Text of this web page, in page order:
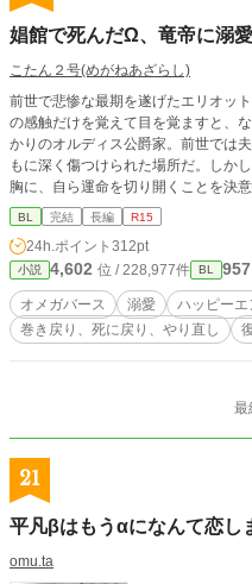
娼館で死んだΩ、竜帝に溺
こたん２号(めがねあざらし)
前世で悲惨な最期を遂げたエリオッ
の感触だけを覚えて目を覚ますと、
かりのオルディス公爵家。前世では
もに深く傷つけられた場所だ。しか
胸に、自ら運命を切り開くことを決
早速現れるが、エリオットは以前の
て、夫に「形式上の夫婦」であるこ
復讐の準備を始める——。
め。
BL 完結 長編 R15
24h.ポイント 312pt
小説 4,602 位 / 228,977件 BL 957
オメガバース 溺愛 ハッピーエ
巻き戻り、死に戻り、やり直し
最
21
平凡βはもうαになんて恋し
omu.ta